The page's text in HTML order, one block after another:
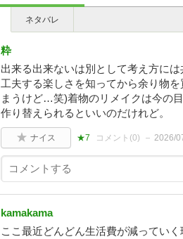
ネタバレ
粋
出来る出来ないは別として考え方に
工夫する楽しさを知ってから余り物
まうけど…笑)着物のリメイクは今の
作り替えられるといいのだけれど。
ナイス ★7 コメント(0) 2026/
kamakama
ここ最近どんどん生活費が減ってい